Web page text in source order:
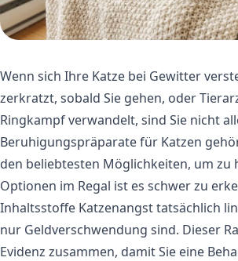
Wenn sich Ihre Katze bei Gewitter
zerkratzt, sobald Sie gehen, oder
Ringkampf verwandelt, sind Sie nicht
Beruhigungspräparate für Katzen
den beliebtesten Möglichkeiten, um zu
Optionen im Regal ist es schwer zu
Inhaltsstoffe Katzenangst tatsächlich
nur Geldverschwendung sind. Dieser
Evidenz zusammen, damit Sie eine